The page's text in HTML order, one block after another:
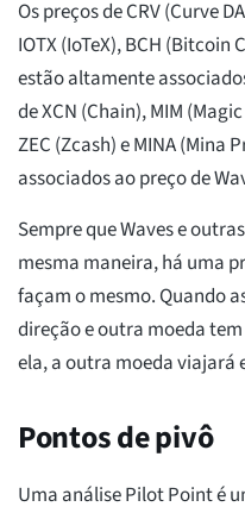
Os preços de CRV (Curve
IOTX (IoTeX), BCH (Bitcoin
estão altamente
de XCN (Chain), MIM
ZEC (Zcash) e MINA
associados ao preço de
Sempre que Waves e
mesma maneira, há uma
façam o mesmo. Quando
direção e outra moeda
ela, a outra moeda viajará
Pontos de pivô
Uma análise Pilot Point é